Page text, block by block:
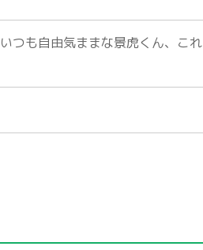
つも自由気ままな景虎くん、これ